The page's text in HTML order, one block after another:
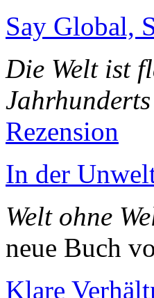
Say Global,
Die Welt ist
Jahrhunderts
Rezension
In der
Welt ohne
neue Buch
Klare